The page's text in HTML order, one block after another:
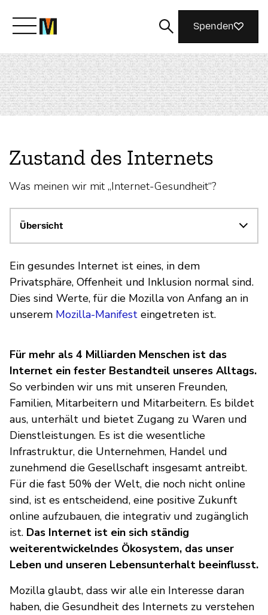
Lernen Sie Mozilla kennen
Was wir tun
Machen Sie mit
Magazin
Spenden
Zustand des Internets
Was meinen wir mit „Internet-Gesundheit“?
Übersicht
Ein gesundes Internet ist eines, in dem
Privatsphäre, Offenheit und Inklusion normal sind.
Dies sind Werte, für die Mozilla von Anfang an in
unserem Mozilla-Manifest eingetreten ist.
Für mehr als 4 Milliarden Menschen ist das
Internet ein fester Bestandteil unseres Alltags.
So verbinden wir uns mit unseren Freunden,
Familien, Mitarbeitern und Mitarbeitern. Es bildet
aus, unterhält und bietet Zugang zu Waren und
Dienstleistungen. Es ist die wesentliche
Infrastruktur, die Unternehmen, Handel und
zunehmend die Gesellschaft insgesamt antreibt.
Für die fast 50% der Welt, die noch nicht online
sind, ist es entscheidend, eine positive Zukunft
online aufzubauen, die integrativ und zugänglich
ist. Das Internet ist ein sich ständig
weiterentwickelndes Ökosystem, das unser
Leben und unseren Lebensunterhalt beeinflusst.
Mozilla glaubt, dass wir alle ein Interesse daran
haben, die Gesundheit des Internets zu verstehen